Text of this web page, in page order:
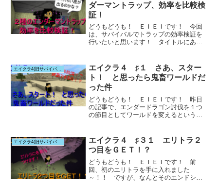
ダーマントラップ、効率を比較検
証！
どうもどうも！ ＥＩＥＩです！ 今回
は、サバイバルでトラップの効率検証を
行いたいと思います！ タイトルにある
エイクラ4(旧サバイバルシリーズ)
エイクラ４ ♯１ さあ、スター
ト！ と思ったら鬼畜ワールドだ
った件
どうもどうも！ ＥＩＥＩです！ 昨日
の記事で、エンダードラゴン討伐を１つ
の節目としてワールドを変えるというお
エイクラ4(旧サバイバルシリーズ)
エイクラ４ ♯３１ エリトラ２
つ目をＧＥＴ！？
どうもどうも！ ＥＩＥＩです！ 前
回、初のエリトラを手に入れました
～！！ ですが、なんとそのエンドシッ